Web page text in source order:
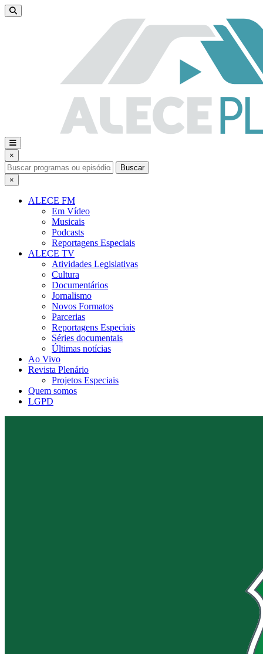
×
Buscar
×
ALECE FM
Em Vídeo
Musicais
Podcasts
Reportagens Especiais
ALECE TV
Atividades Legislativas
Cultura
Documentários
Jornalismo
Novos Formatos
Parcerias
Reportagens Especiais
Séries documentais
Últimas notícias
Ao Vivo
Revista Plenário
Projetos Especiais
Quem somos
LGPD